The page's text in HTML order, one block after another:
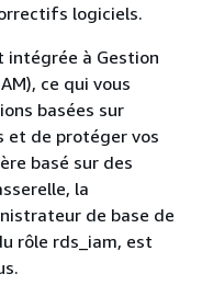
logiciels.
intégrée à Gestion
ce qui vous
basées sur
et de protéger vos
basé sur des
la
de base de
rôle rds_iam, est